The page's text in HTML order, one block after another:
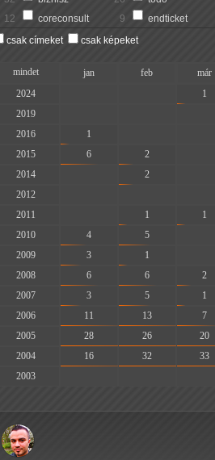
12
coreconsult 9 endticket
csak címeket
csak képeket
mindet jan feb már
2024
1
2019
2016
1
2015
6 2
2014
2
2012
2011
1 1
2010
4 5
2009
3 1
2008
6 6 2
2007
3 5 1
2006
11 13 7
2005
28 26 20
2004
16 32 33
2003